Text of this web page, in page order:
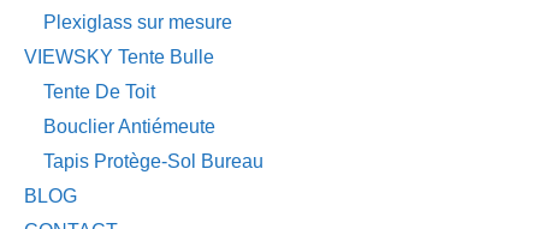
Plexiglass sur mesure
VIEWSKY Tente Bulle
Tente De Toit
Bouclier Antiémeute
Tapis Protège-Sol Bureau
BLOG